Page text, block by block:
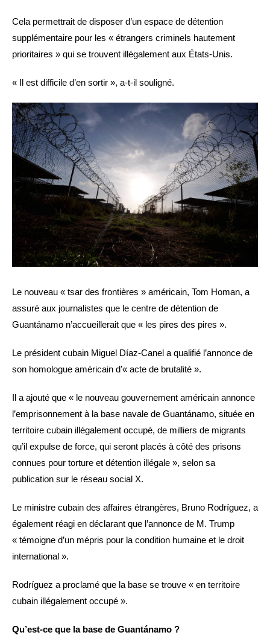
Cela permettrait de disposer d’un espace de détention
supplémentaire pour les « étrangers criminels hautement
prioritaires » qui se trouvent illégalement aux États-Unis.
« Il est difficile d’en sortir », a-t-il souligné.
Le nouveau « tsar des frontières » américain, Tom Homan, a
assuré aux journalistes que le centre de détention de
Guantánamo n’accueillerait que « les pires des pires ».
Le président cubain Miguel Díaz-Canel a qualifié l’annonce de
son homologue américain d’« acte de brutalité ».
Il a ajouté que « le nouveau gouvernement américain annonce
l’emprisonnement à la base navale de Guantánamo, située en
territoire cubain illégalement occupé, de milliers de migrants
qu’il expulse de force, qui seront placés à côté des prisons
connues pour torture et détention illégale », selon sa
publication sur le réseau social X.
Le ministre cubain des affaires étrangères, Bruno Rodríguez, a
également réagi en déclarant que l’annonce de M. Trump
« témoigne d’un mépris pour la condition humaine et le droit
international ».
Rodríguez a proclamé que la base se trouve « en territoire
cubain illégalement occupé ».
Qu’est-ce que la base de Guantánamo ?